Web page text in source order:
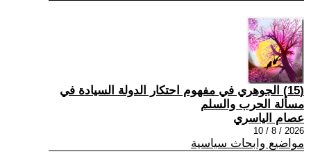
(15) الجوهري في مفهوم احتكار الدولة السيادة في
مسألة الحرب والسلم
عصام الياسري
2026 / 8 / 10
مواضيع وابحاث سياسية